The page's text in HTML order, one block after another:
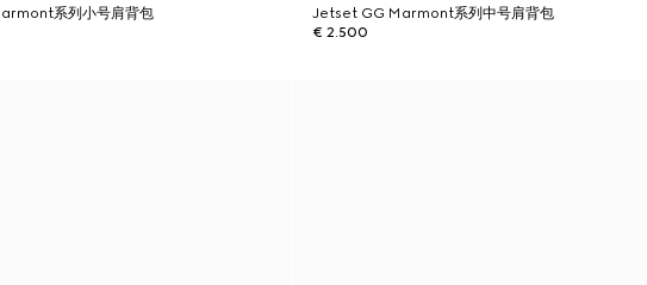
系列小号肩背包
Jetset GG Marmont系列中号肩背包
€ 2.500